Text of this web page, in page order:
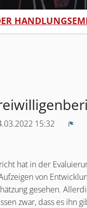
15:32
hat in der
von
gesehen.
zwar, dass es ihn